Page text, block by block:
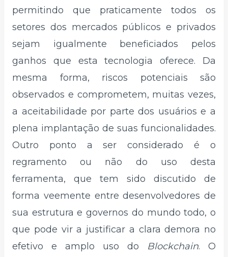
permitindo que praticamente todos os
setores dos mercados públicos e privados
sejam igualmente beneficiados pelos
ganhos que esta tecnologia oferece. Da
mesma forma, riscos potenciais são
observados e comprometem, muitas vezes,
a aceitabilidade por parte dos usuários e a
plena implantação de suas funcionalidades.
Outro ponto a ser considerado é o
regramento ou não do uso desta
ferramenta, que tem sido discutido de
forma veemente entre desenvolvedores de
sua estrutura e governos do mundo todo, o
que pode vir a justificar a clara demora no
efetivo e amplo uso do Blockchain. O